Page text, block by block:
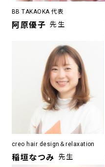
BB TAKAOKA 代表
阿原優子 先生
creo hair design＆relaxation
稲垣なつみ 先生